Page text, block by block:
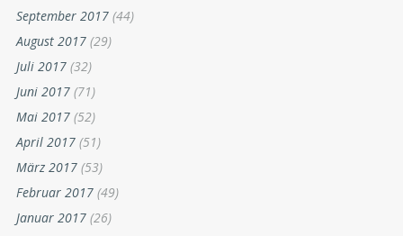
September 2017 (44)
August 2017 (29)
Juli 2017 (32)
Juni 2017 (71)
Mai 2017 (52)
April 2017 (51)
März 2017 (53)
Februar 2017 (49)
Januar 2017 (26)